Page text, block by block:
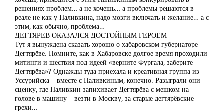
решениях проблем… а не хочешь… а проблемы решаются в
реале не как у Наливкина, надо мозги включать и желание… а с
этим, как обычно, проблема…
ДЕГТЯРЕВ ОКАЗАЛСЯ ДОСТОЙНЫМ ГЕРОЕМ
Тут я вынуждена сказать хорошо о хабаровском губернаторе
Дегтярёве. Помните, как в Хабаровске долгое время проходили
митинги и шествия под идеей «верните Фургала, заберите
Дегтярёва»? Однажды туда приехала и креативная группа из
Уссурийска – вместе с Наливкиным, конечно. Разыграли они
сценку, где Наливкин запихивает Дегтярёва с мешком на
голове в машину – везти в Москву, за старые дегтярёвские
грехи…